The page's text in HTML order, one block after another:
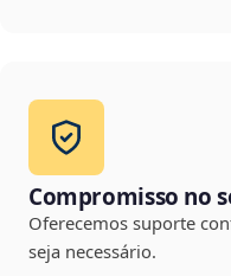
Compromisso no
Oferecemos suporte
seja necessário.